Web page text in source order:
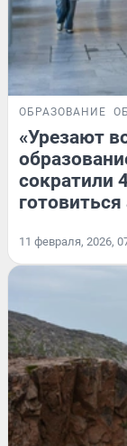
ОБРАЗОВАНИЕ
«Урезают
сократили
11 февраля, 2026,